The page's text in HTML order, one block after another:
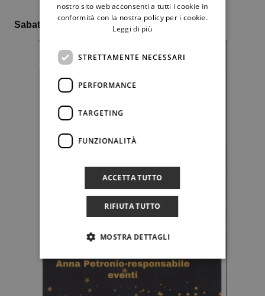
Sabato 23 settembre ore 21.30
nostro sito web acconsenti a tutti i cookie in
conformità con la nostra policy per i cookie.
Leggi di più
STRETTAMENTE NECESSARI
PERFORMANCE
TARGETING
FUNZIONALITÀ
ACCETTA TUTTO
RIFIUTA TUTTO
MOSTRA DETTAGLI